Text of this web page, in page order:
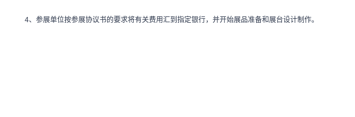
4、参展单位按参展协议书的要求将有关费用汇到指定银行，并开始展品准备和展台设计制作。